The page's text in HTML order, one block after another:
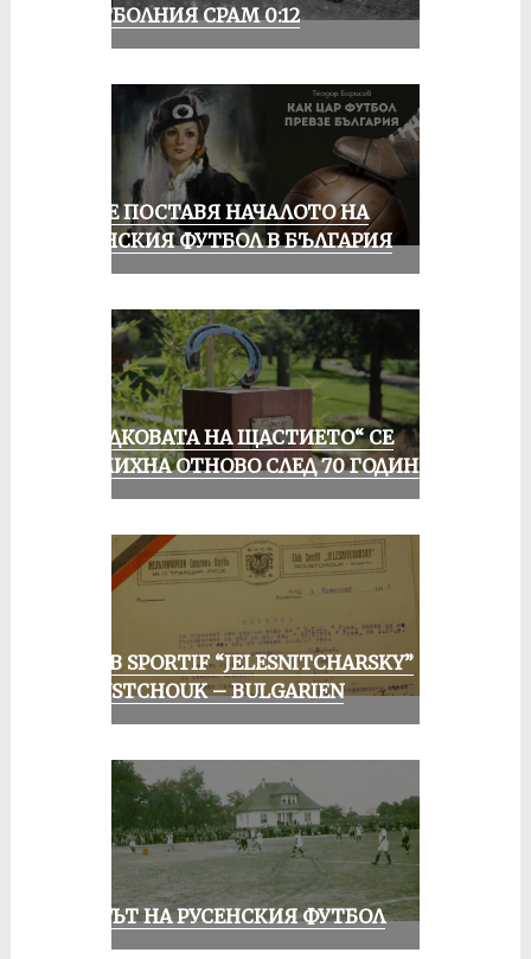
ФУТБОЛНИЯ СРАМ 0:12
РУСЕ ПОСТАВЯ НАЧАЛОТО НА
ЖЕНСКИЯ ФУТБОЛ В БЪЛГАРИЯ
„ПОДКОВАТА НА ЩАСТИЕТО“ СЕ
УСМИХНА ОТНОВО СЛЕД 70 ГОДИНИ
CLUB SPORTIF “JELESNITCHARSKY”
ROUSTCHOUK – BULGARIEN
ВЕКЪТ НА РУСЕНСКИЯ ФУТБОЛ